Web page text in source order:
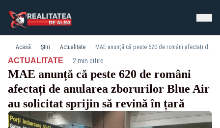
Acasă Știri Actualitate MAE anunță că peste 620 de români afectați de anularea zborurilor Blue Air au solicitat sprijin să revină în țară
ACTUALITATE· 2 min citire
MAE anunță că peste 620 de români
afectați de anularea zborurilor Blue Air
au solicitat sprijin să revină în țară